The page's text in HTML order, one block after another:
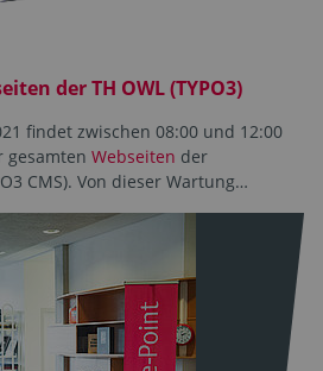
der TH OWL (TYPO3)
findet zwischen 08:00 und 12:00
gesamten Webseiten der
CMS). Von dieser Wartung…